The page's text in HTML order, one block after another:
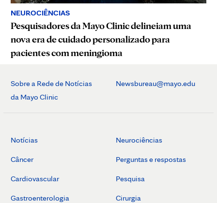
NEUROCIÊNCIAS
Pesquisadores da Mayo Clinic delineiam uma
nova era de cuidado personalizado para
pacientes com meningioma
Sobre a Rede de Notícias
da Mayo Clinic
Newsbureau@mayo.edu
Notícias
Câncer
Cardiovascular
Gastroenterologia
Neurociências
Perguntas e respostas
Pesquisa
Cirurgia